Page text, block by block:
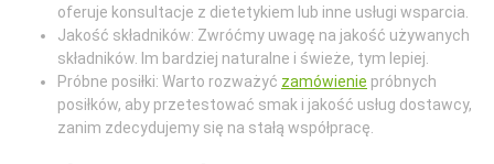
oferuje konsultacje z dietetykiem lub inne usługi wsparcia.
Jakość składników: Zwróćmy uwagę na jakość używanych
składników. Im bardziej naturalne i świeże, tym lepiej.
Próbne posiłki: Warto rozważyć zamówienie próbnych
posiłków, aby przetestować smak i jakość usług dostawcy,
zanim zdecydujemy się na stałą współpracę.